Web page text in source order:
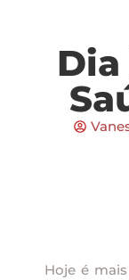
Hoje é